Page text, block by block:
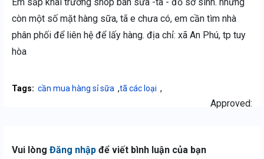
còn một số mặt hàng sữa, tã e chưa có, em cần tìm nhà
phân phối để liên hệ để lấy hàng. địa chỉ: xã An Phú, tp tuy
hòa
Tags: cần mua hàng sỉ sữa ,tã các loại ,
Approved:
Vui lòng Đăng nhập để viết bình luận của bạn